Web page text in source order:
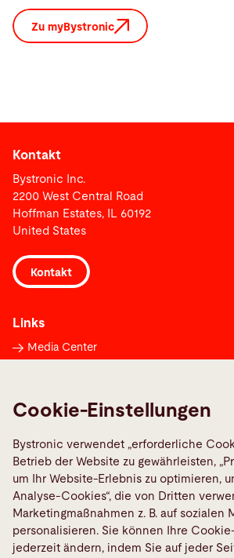
Zu myBystronic
Kontakt
Bystronic Inc.
2200 West Central Road
Hoffman Estates, IL 60192
United States
Kontakt
Links
Media Center
Social Media
Cookie-Einstellungen
Bystronic verwendet „erforderliche
Betrieb der Website zu gewährleisten,
um Ihr Website-Erlebnis zu optimieren,
Analyse-Cookies“, die von Dritten
Marketingmaßnahmen z. B. auf sozialen
personalisieren. Sie können Ihre
jederzeit ändern, indem Sie auf jeder